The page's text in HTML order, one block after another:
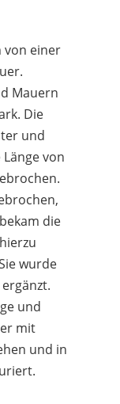
von einer
Mauern
Die
und
von
die
wurde
und
mit
und in